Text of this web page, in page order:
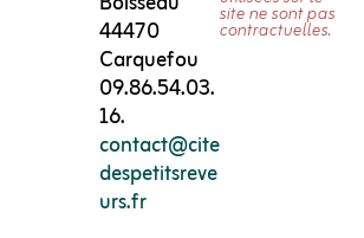
44470
Carquefou
09.86.54.03.
16.
contact@cite
despetitsreve
urs.fr
site ne sont pas
contractuelles.